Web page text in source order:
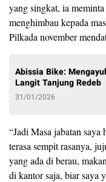
yang singkat, ia
menghimbau kepada
Pilkada november
Abissia Bike:
Langit Tanjung Redeb
31/01/2026
“Jadi Masa jabatan
terasa sempit rasanya,
yang ada di berau,
di kantor saja, biar saya